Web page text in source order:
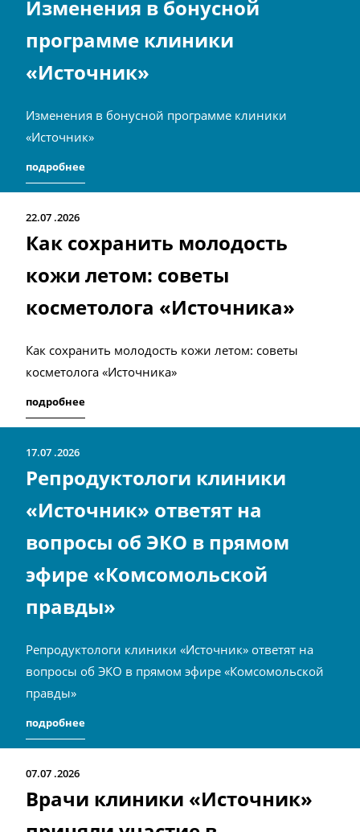
Изменения в бонусной
программе клиники
«Источник»
Изменения в бонусной программе клиники
«Источник»
подробнее
22.07 2026
Как сохранить молодость
кожи летом: советы
косметолога «Источника»
Как сохранить молодость кожи летом: советы
косметолога «Источника»
подробнее
17.07 2026
Репродуктологи клиники
«Источник» ответят на
вопросы об ЭКО в прямом
эфире «Комсомольской
правды»
Репродуктологи клиники «Источник» ответят на
вопросы об ЭКО в прямом эфире «Комсомольской
правды»
подробнее
07.07 2026
Врачи клиники «Источник»